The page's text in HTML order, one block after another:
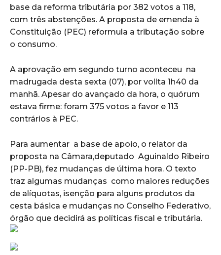
base da reforma tributária por 382 votos a 118,
com três abstenções. A proposta de emenda à
Constituição (PEC) reformula a tributação sobre
o consumo.
A aprovação em segundo turno aconteceu na
madrugada desta sexta (07), por vollta 1h40 da
manhã. Apesar do avançado da hora, o quórum
estava firme: foram 375 votos a favor e 113
contrários à PEC.
Para aumentar a base de apoio, o relator da
proposta na Câmara,deputado Aguinaldo Ribeiro
(PP-PB), fez mudanças de última hora. O texto
traz algumas mudanças como maiores reduções
de alíquotas, isenção para alguns produtos da
cesta básica e mudanças no Conselho Federativo,
órgão que decidirá as políticas fiscal e tributária.